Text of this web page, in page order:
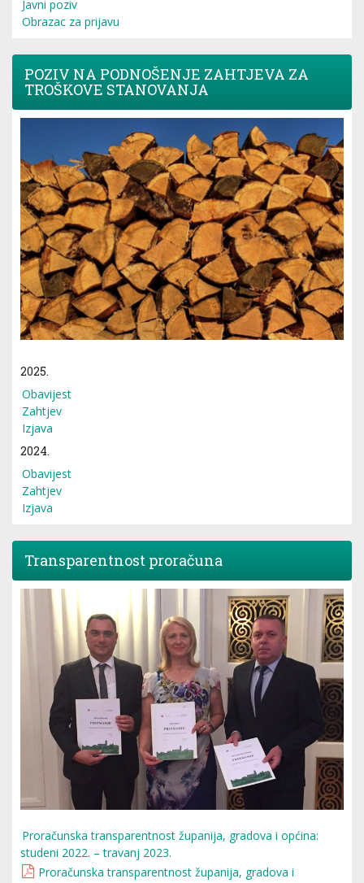
Javni poziv
Obrazac za prijavu
POZIV NA PODNOŠENJE ZAHTJEVA ZA
TROŠKOVE STANOVANJA
2025.
Obavijest
Zahtjev
Izjava
2024.
Obavijest
Zahtjev
Izjava
Transparentnost proračuna
Proračunska transparentnost županija, gradova i općina:
studeni 2022. – travanj 2023.
Proračunska transparentnost županija, gradova i